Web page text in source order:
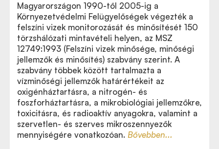
Magyarországon 1990-től 2005-ig a
Környezetvédelmi Felügyelőségek végezték a
felszíni vizek monitorozását és minősítését 150
törzshálózati mintavételi helyen, az MSZ
12749:1993 (Felszíni vizek minősége, minőségi
jellemzők és minősítés) szabvány szerint. A
szabvány többek között tartalmazta a
vízminőségi jellemzők határértékeit az
oxigénháztartásra, a nitrogén- és
foszforháztartásra, a mikrobiológiai jellemzőkre,
toxicitásra, és radioaktív anyagokra, valamint a
szervetlen- és szerves mikroszennyezők
mennyiségére vonatkozóan. Bővebben...